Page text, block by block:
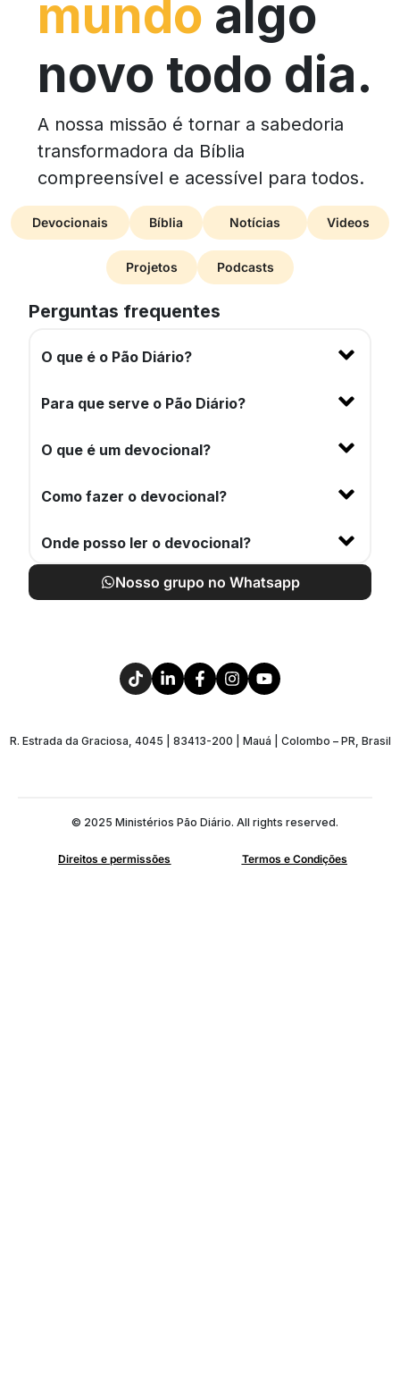
mundo algo
novo todo dia.
A nossa missão é tornar a sabedoria
transformadora da Bíblia
compreensível e acessível para todos.
Devocionais Bíblia Notícias Videos
Projetos Podcasts
Perguntas frequentes
O que é o Pão Diário?
Para que serve o Pão Diário?
O que é um devocional?
Como fazer o devocional?
Onde posso ler o devocional?
Nosso grupo no Whatsapp
R. Estrada da Graciosa, 4045 | 83413-200 | Mauá | Colombo – PR, Brasil
© 2025 Ministérios Pão Diário. All rights reserved.
Direitos e permissões Termos e Condições